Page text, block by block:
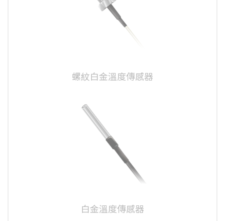
螺紋白金溫度傳感器
白金溫度傳感器